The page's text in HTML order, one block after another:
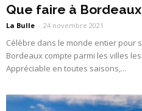
Que faire à Bordeaux
La Bulle - 24 novembre 2021
Célèbre dans le monde entier pour
Bordeaux compte parmi les villes
Appréciable en toutes saisons,...